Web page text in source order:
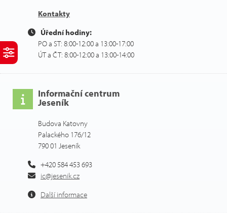
Kontakty
Úřední hodiny:
PO a ST: 8:00-12:00 a 13:00-17:00
ÚT a ČT: 8:00-12:00 a 13:00-14:00
Informační centrum
Jeseník
Budova Katovny
Palackého 176/12
790 01 Jeseník
+420 584 453 693
ic@jesenik.cz
Další informace